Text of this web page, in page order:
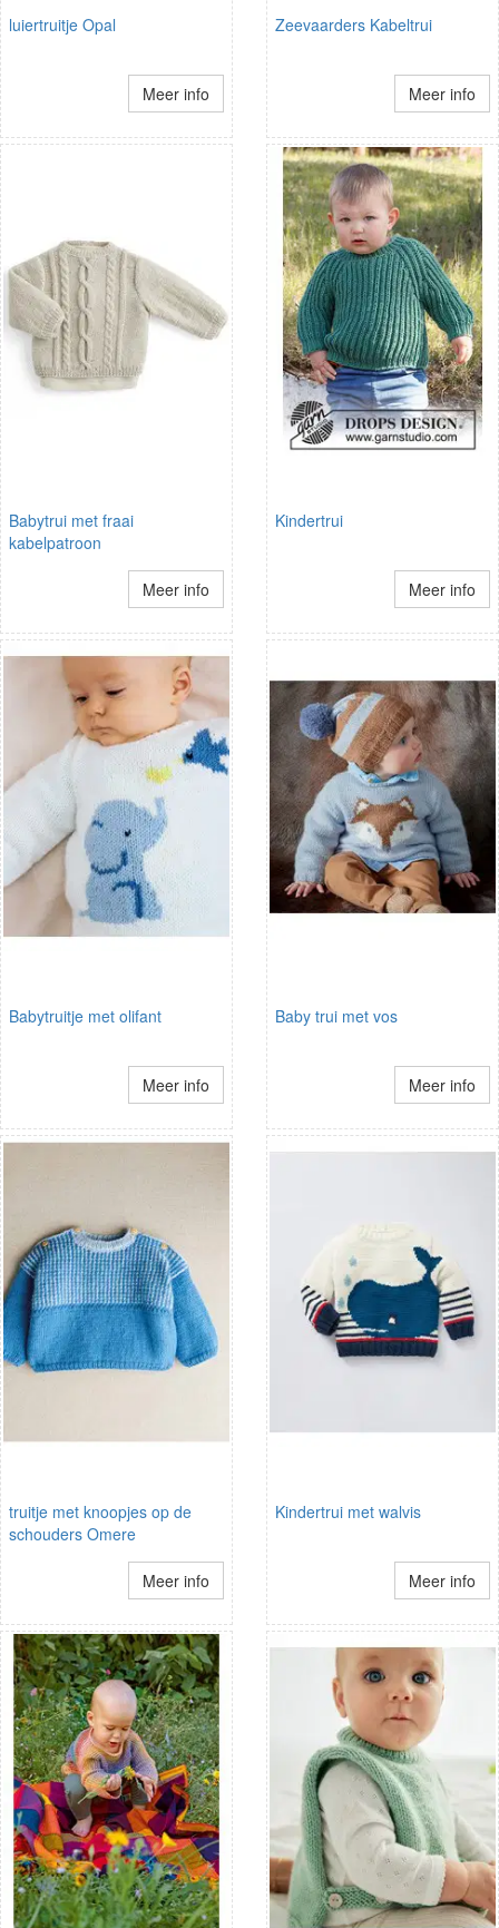
luiertruitje Opal
Meer info
Zeevaarders Kabeltrui
Meer info
Babytrui met fraai
kabelpatroon
Meer info
Kindertrui
Meer info
Babytruitje met olifant
Meer info
Baby trui met vos
Meer info
truitje met knoopjes op de
schouders Omere
Meer info
Kindertrui met walvis
Meer info